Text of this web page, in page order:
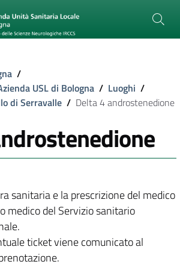
/
USL di Bologna / Luoghi /
di Serravalle / Delta 4 androstenedione
sanitaria e la prescrizione del medico
medico del Servizio sanitario
ticket viene comunicato al